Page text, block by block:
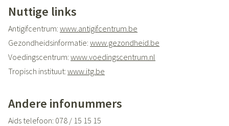
Nuttige links
Antigifcentrum: www.antigifcentrum.be
Gezondheidsinformatie: www.gezondheid.be
Voedingscentrum: www.voedingscentrum.nl
Tropisch instituut: www.itg.be
Bijsluiters:www.e-compendium.be
Andere infonummers
Aids telefoon: 078 / 15 15 15